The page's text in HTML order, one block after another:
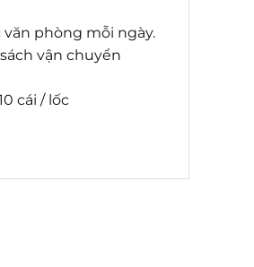
phòng mỗi ngày.
vận chuyển
cái / lốc